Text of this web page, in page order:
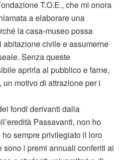
T.O.E., che mi onora
a elaborare una
la casa-museo possa
civile e assumerne
Senza queste
aprirla al pubblico e farne,
motivo di attrazione per i
fondi derivanti dalla
Passavanti, non ho
sempre privilegiato il loro
i premi annuali conferiti ai